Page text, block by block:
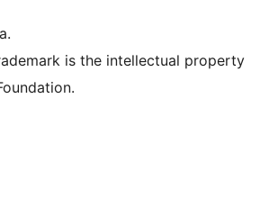
is the intellectual property